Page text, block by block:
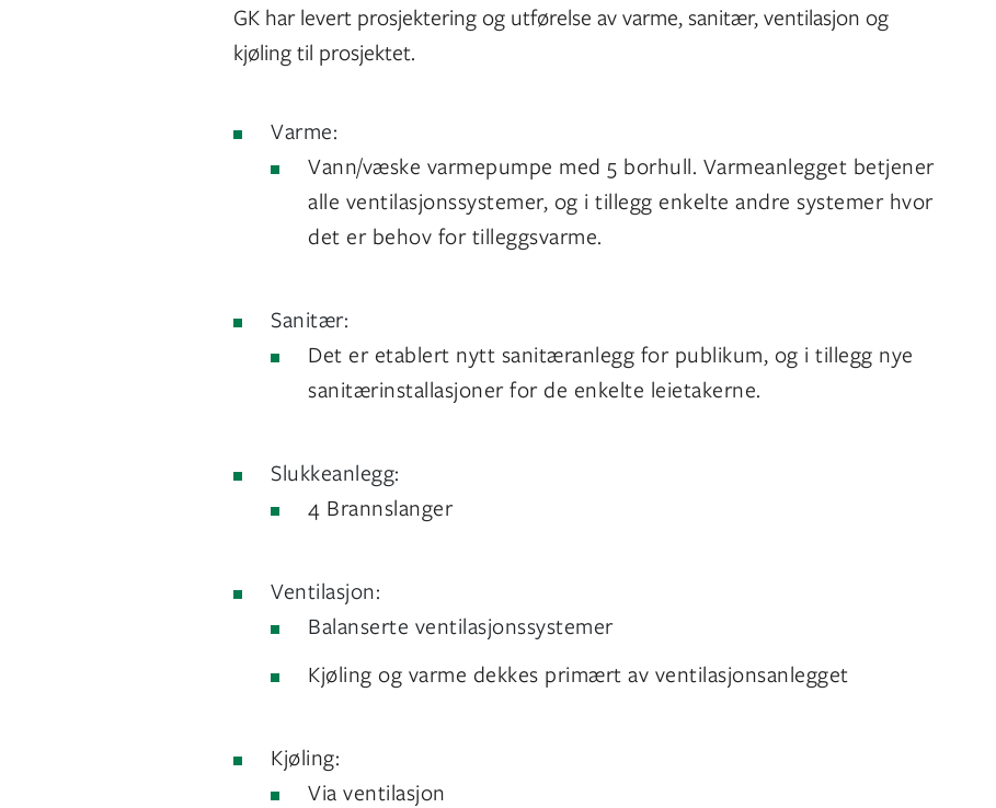
GK har levert prosjektering og utførelse av varme, sanitær, ventilasjon og
kjøling til prosjektet.
Varme:
Vann/væske varmepumpe med 5 borhull. Varmeanlegget betjener
alle ventilasjonssystemer, og i tillegg enkelte andre systemer hvor
det er behov for tilleggsvarme.
Sanitær:
Det er etablert nytt sanitæranlegg for publikum, og i tillegg nye
sanitærinstallasjoner for de enkelte leietakerne.
Slukkeanlegg:
4 Brannslanger
Ventilasjon:
Balanserte ventilasjonssystemer
Kjøling og varme dekkes primært av ventilasjonsanlegget
Kjøling:
Via ventilasjon